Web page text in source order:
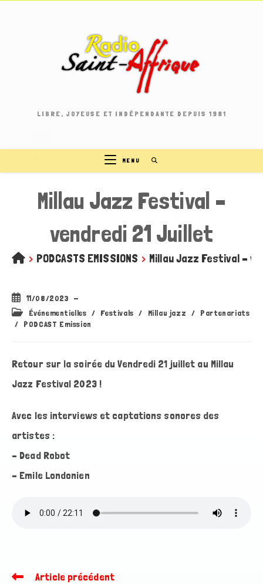
LIBRE, JOYEUSE ET INDÉPENDANTE DEPUIS 1981
MENU
Millau Jazz Festival –
vendredi 21 Juillet
> PODCASTS EMISSIONS > Millau Jazz Festival –
Publication
publiée :
11/08/2023
Post
category:
Événementielles / Festivals / Millau jazz /
Partenariats
/
PODCAST Emission
Retour sur la soirée du Vendredi 21 juillet au Millau
Jazz Festival 2023 !
Avec les interviews et captations sonores des
artistes :
– Dead Robot
– Emile Londonien
Read
Article précédent